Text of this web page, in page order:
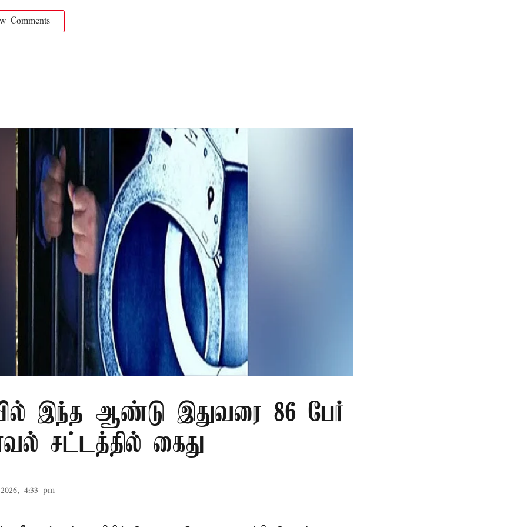
Comments
இந்த ஆண்டு இதுவரை 86 பேர்
சட்டத்தில் கைது
4:33 pm